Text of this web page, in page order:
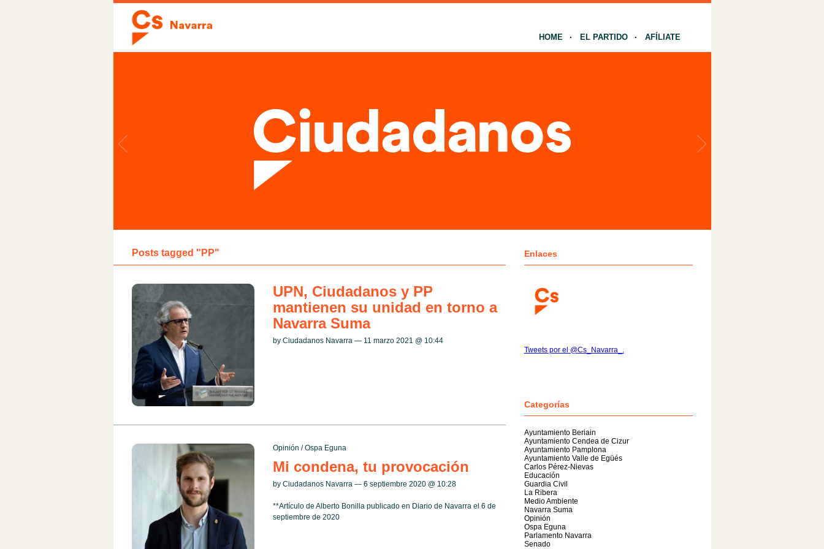
HOME EL PARTIDO AFÍLIATE
Posts tagged "PP"
UPN, Ciudadanos y PP
mantienen su unidad en torno a
Navarra Suma
by Ciudadanos Navarra — 11 marzo 2021 @ 10:44
Opinión /Ospa Eguna
Mi condena, tu provocación
by Ciudadanos Navarra — 6 septiembre 2020 @ 10:28
**Artículo de Alberto Bonilla publicado en Diario de Navarra el 6 de
septiembre de 2020
Enlaces
Tweets por el @Cs_Navarra_.
Categorías
Ayuntamiento Beriain
Ayuntamiento Cendea de Cizur
Ayuntamiento Pamplona
Ayuntamiento Valle de Egüés
Carlos Pérez-Nievas
Educación
Guardia Civil
La Ribera
Medio Ambiente
Navarra Suma
Opinión
Ospa Eguna
Parlamento Navarra
Senado